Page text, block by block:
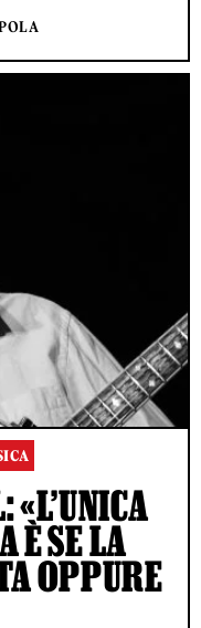
È SE LA
OPPURE